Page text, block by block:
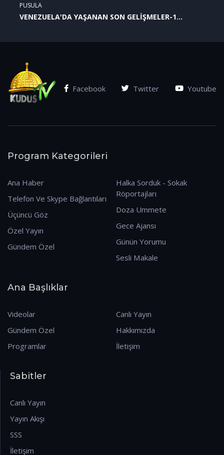
PUSULA
VENEZUELA'DA YAŞANAN SON GELİŞMELER-1
Facebook Twitter Youtube
Program Kategorileri
Ana Haber
Telefon Ve Skype Bağlantıları
Üçüncü Göz
Özel Yayın
Gündem Özel
Halka Sorduk - Sokak
Röportajları
Doza Ummete
Gece Ajansı
Günün Yorumu
Sesli Makale
Ana Başlıklar
Videolar
Gündem Özel
Programlar
Canlı Yayın
Hakkımızda
İletişim
Sabitler
Canlı Yayın
Yayın Akışı
SSS
İletişim